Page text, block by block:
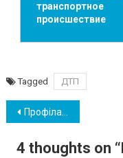
транспортное
происшествие
Tagged ДТП
Навігація
записів
Профілактичне відпрацювання «Нічне місто»: в Южному поліція провела рейд
4 thoughts on “